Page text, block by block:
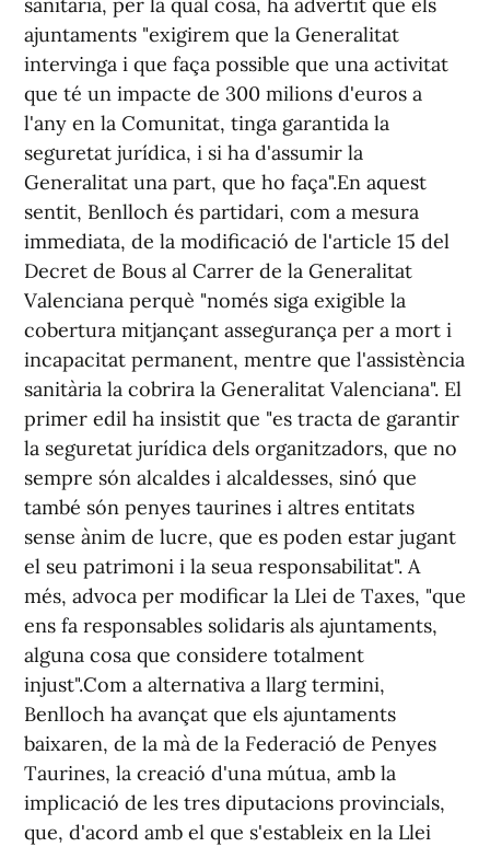
sanitària, per la qual cosa, ha advertit que els
ajuntaments "exigirem que la Generalitat
intervinga i que faça possible que una activitat
que té un impacte de 300 milions d'euros a
l'any en la Comunitat, tinga garantida la
seguretat jurídica, i si ha d'assumir la
Generalitat una part, que ho faça".En aquest
sentit, Benlloch és partidari, com a mesura
immediata, de la modificació de l'article 15 del
Decret de Bous al Carrer de la Generalitat
Valenciana perquè "només siga exigible la
cobertura mitjançant assegurança per a mort i
incapacitat permanent, mentre que l'assistència
sanitària la cobrira la Generalitat Valenciana". El
primer edil ha insistit que "es tracta de garantir
la seguretat jurídica dels organitzadors, que no
sempre són alcaldes i alcaldesses, sinó que
també són penyes taurines i altres entitats
sense ànim de lucre, que es poden estar jugant
el seu patrimoni i la seua responsabilitat". A
més, advoca per modificar la Llei de Taxes, "que
ens fa responsables solidaris als ajuntaments,
alguna cosa que considere totalment
injust".Com a alternativa a llarg termini,
Benlloch ha avançat que els ajuntaments
baixaren, de la mà de la Federació de Penyes
Taurines, la creació d'una mútua, amb la
implicació de les tres diputacions provincials,
que, d'acord amb el que s'estableix en la Llei